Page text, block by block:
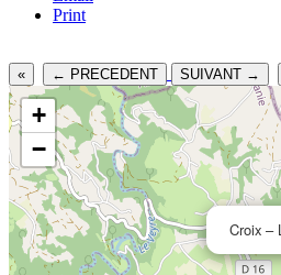
Print
« ← PRECEDENT SUIVANT →
Croix –
+
−